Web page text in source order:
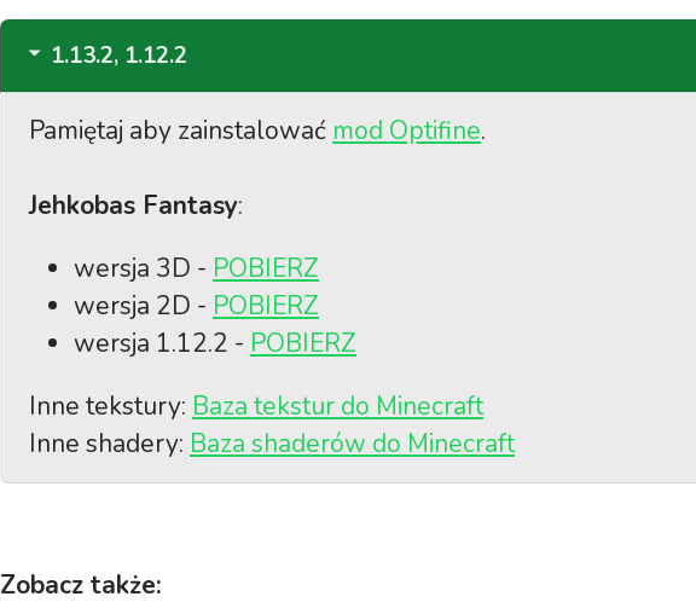
1.13.2, 1.12.2
Pamiętaj aby zainstalować mod Optifine.
Jehkobas Fantasy:
wersja 3D - POBIERZ
wersja 2D - POBIERZ
wersja 1.12.2 - POBIERZ
Inne tekstury: Baza tekstur do Minecraft
Inne shadery: Baza shaderów do Minecraft
Zobacz także: